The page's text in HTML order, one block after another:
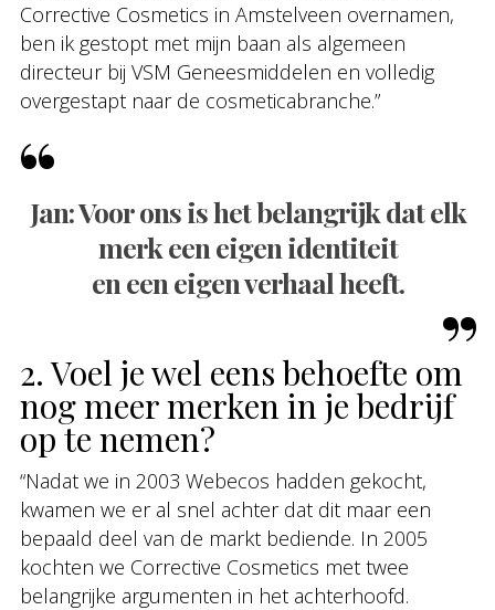
Corrective Cosmetics in Amstelveen overnamen,
ben ik gestopt met mijn baan als algemeen
directeur bij VSM Geneesmiddelen en volledig
overgestapt naar de cosmeticabranche.”
Jan: Voor ons is het belangrijk dat elk
merk een eigen identiteit
en een eigen verhaal heeft.
2. Voel je wel eens behoefte om
nog meer merken in je bedrijf
op te nemen?
“Nadat we in 2003 Webecos hadden gekocht,
kwamen we er al snel achter dat dit maar een
bepaald deel van de markt bediende. In 2005
kochten we Corrective Cosmetics met twee
belangrijke argumenten in het achterhoofd.